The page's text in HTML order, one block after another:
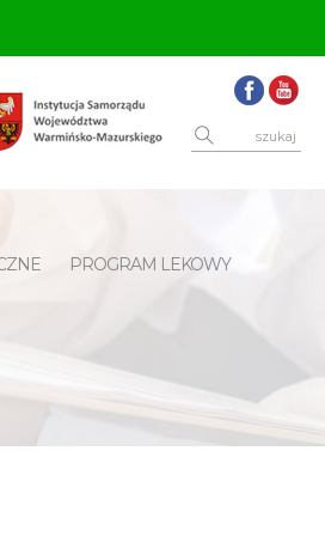
PROGRAM LEKOWY